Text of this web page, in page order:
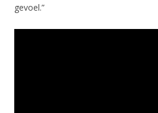
gevoel.”